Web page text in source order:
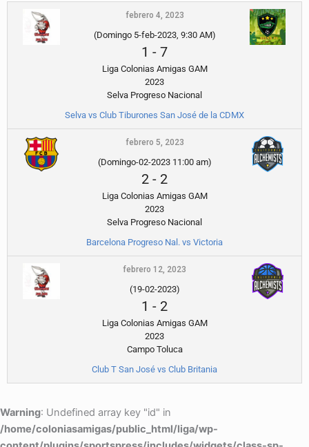
febrero 4, 2023
(Domingo 5-feb-2023, 9:30 AM)
1 - 7
Liga Colonias Amigas GAM
2023
Selva Progreso Nacional
Selva vs Club Tiburones San José de la CDMX
febrero 5, 2023
(Domingo-02-2023 11:00 am)
2 - 2
Liga Colonias Amigas GAM
2023
Selva Progreso Nacional
Barcelona Progreso Nal. vs Victoria
febrero 12, 2023
(19-02-2023)
1 - 2
Liga Colonias Amigas GAM
2023
Campo Toluca
Club T San José vs Club Britania
Warning: Undefined array key "id" in
/home/coloniasamigas/public_html/liga/wp-